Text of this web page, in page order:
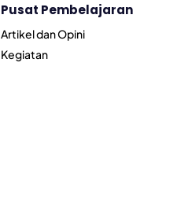
Pusat Pembelajaran
Artikel dan Opini
Kegiatan